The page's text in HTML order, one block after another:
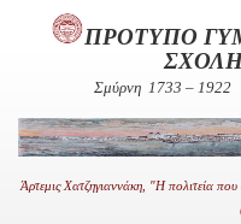
ΠΡΟΤΥΠΟ
Σμύρνη 1733 – 1922
Άρτεμις Χατζηγιαννάκη, "Η πολιτεία